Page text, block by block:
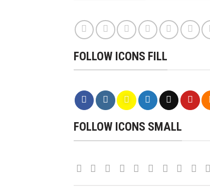
FOLLOW ICONS FILL
FOLLOW ICONS SMALL